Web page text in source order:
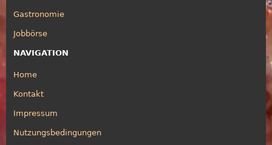
Gastronomie
Jobbörse
NAVIGATION
Home
Kontakt
Impressum
Nutzungsbedingungen